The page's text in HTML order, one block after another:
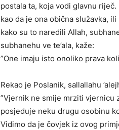
postala ta, koja vodi glavnu
kao da je ona obična služavka,
kako su to naredili Allah,
subhanehu ve te’ala, kaže:
”One imaju isto onoliko prava
Rekao je Poslanik, sallallahu
”Vjernik ne smije mrziti vjernicu
posjeduje neku drugu osobinu
Vidimo da je čovjek iz ovog